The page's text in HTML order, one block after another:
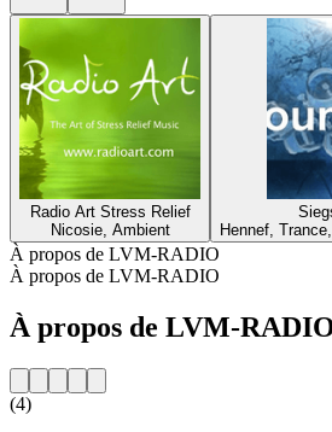
Radio Art Stress Relief
Nicosie, Ambient
Hennef,
À propos de LVM-RADIO
À propos de LVM-RADIO
À propos de LVM-
(4)